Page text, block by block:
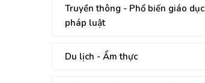
Truyền thông - Phổ biến giáo dục
pháp luật
Du lịch - Ẩm thực